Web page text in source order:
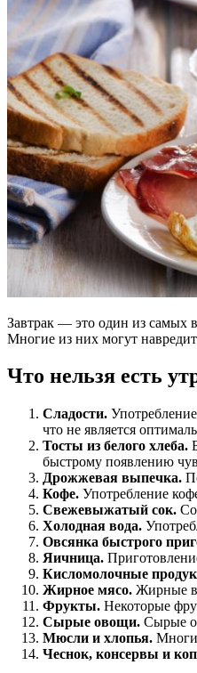
Завтрак — это один из самых
Многие из них могут
Что нельзя есть
Сладости.
что не является
Тосты из белого хлеба.
быстрому появлению
Дрожжевая выпечка.
Кофе. Употребление
Свежевыжатый сок.
Холодная вода.
Овсянка быстрого
Яичница.
Кисломолочные
Жирное мясо. Жирные
Фрукты. Некоторые
Сырые овощи. Сырые
Мюсли и хлопья.
Чеснок, консервы и